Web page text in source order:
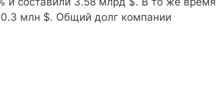
млн $. Общий долг компании